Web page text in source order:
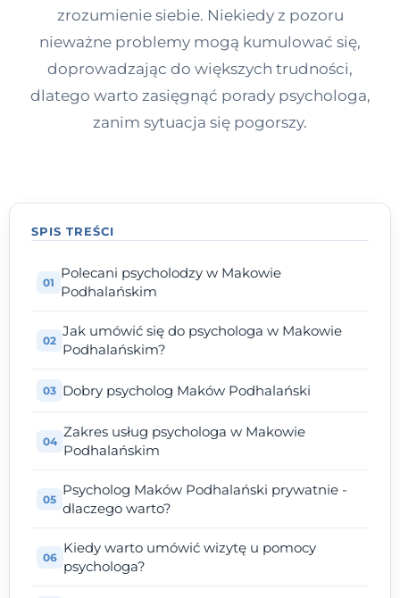
zrozumienie siebie. Niekiedy z pozoru
nieważne problemy mogą kumulować się,
doprowadzając do większych trudności,
dlatego warto zasięgnąć porady psychologa,
zanim sytuacja się pogorszy.
SPIS TREŚCI
Polecani psycholodzy w Makowie
Podhalańskim
Jak umówić się do psychologa w Makowie
Podhalańskim?
Dobry psycholog Maków Podhalański
Zakres usług psychologa w Makowie
Podhalańskim
Psycholog Maków Podhalański prywatnie -
dlaczego warto?
Kiedy warto umówić wizytę u pomocy
psychologa?